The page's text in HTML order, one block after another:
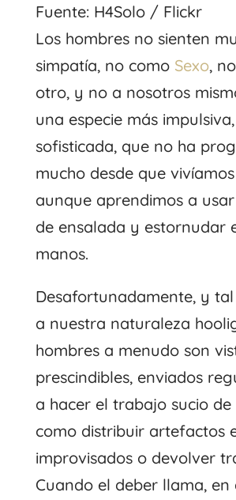
Fuente: H4Solo / Flickr
Los hombres no sienten
simpatía, no como Sexo,
otro, y no a nosotros
una especie más
sofisticada, que no ha
mucho desde que
aunque aprendimos a
de ensalada y estornudar
manos.
Desafortunadamente, y
a nuestra naturaleza
hombres a menudo son
prescindibles, enviados
a hacer el trabajo sucio de
como distribuir artefactos
improvisados ​​​​o devolver
Cuando el deber llama, en